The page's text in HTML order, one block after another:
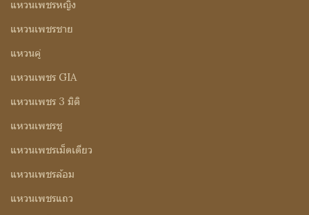
แหวนเพชรหญิง
แหวนเพชรชาย
แหวนคู่
แหวนเพชร GIA
แหวนเพชร 3 มิติ
แหวนเพชรชู
แหวนเพชรเม็ดเดียว
แหวนเพชรล้อม
แหวนเพชรแถว